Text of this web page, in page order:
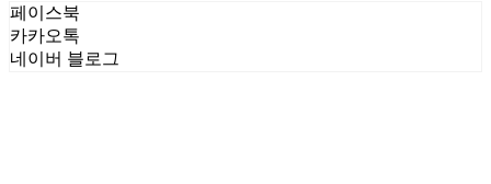
페이스북
카카오톡
네이버 블로그